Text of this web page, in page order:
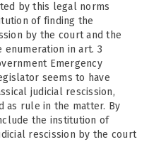
by this legal norms
of finding the
by the court and the
enumeration in art. 3
Emergency
seems to have
judicial rescission,
as rule in the matter. By
the institution of
rescission by the court